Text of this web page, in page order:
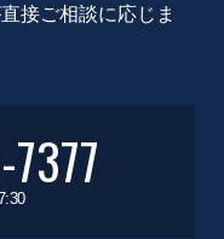
接ご相談に応じま